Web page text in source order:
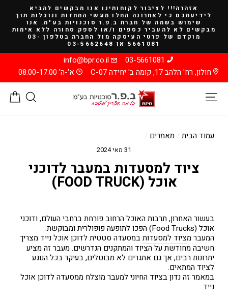
קריאה
אזהרה!!! לציבור לקוחותינו אנו מבקשים להביא
לידיעתכם כי לאחרונה החלו מעשי התחזות ונוכלות תוך
שימוש בשמה של חברת ב.פ.ר סוכנויות בע"מ. אנו
מבקשים לא להעביר כספים ו/או לספק סחורה ללא אימות
מוקדם של פרטי העיסקה מול החברה בטלפון 03-
5661081 או 03-5662648
03-5661081
info@bpr.co.il
חולון, רח' הלהב 17, קומה ב' יחידה C-07
א'-ה' 08:00-17:00
עמוד הבית / מאמרים /
31 מאי 2024
ציוד למסעדות במעבר לדוכני
אוכל (FOOD TRUCK)
בעשור האחרון, תרבות האוכל הרחוב פורחת ברחבי העולם, ודוכני
אוכל (Food Trucks) הפכו לתופעה פופולרית ומבוקשת.
המעבר מציוד למסעדותבמסעדה סטטית לדוכן אוכל נייד מצריך
חשיבה מחודשת על הציוד והמתקנים הנדרשים. מעבר זה מציע
יתרונות רבים, אך גם אתגרים לא מבוטלים, בעיקר בכל הנוגע
לציוד המתאים.
במאמר זה נדון בציוד החיוני למעבר מוצלח ממסעדה לדוכן אוכל
נייד.